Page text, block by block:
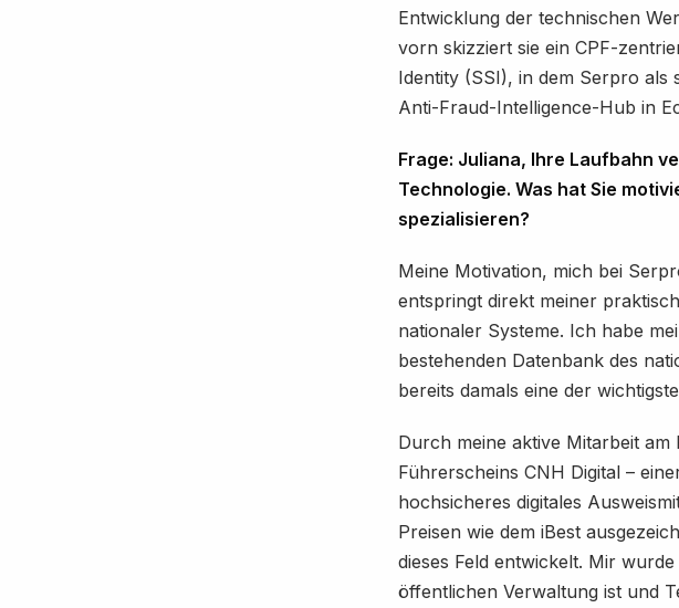
Entwicklung der technischen
vorn skizziert sie ein CPF-
Identity (SSI), in dem Serpro als
Anti-Fraud-Intelligence-Hub in
Frage: Juliana, Ihre Laufbahn
Technologie. Was hat Sie
spezialisieren?
Meine Motivation, mich bei
entspringt direkt meiner
nationaler Systeme. Ich habe
bestehenden Datenbank des
bereits damals eine der
Durch meine aktive Mitarbeit
Führerscheins CNH Digital –
hochsicheres digitales
Preisen wie dem iBest
dieses Feld entwickelt. Mir
öffentlichen Verwaltung ist und